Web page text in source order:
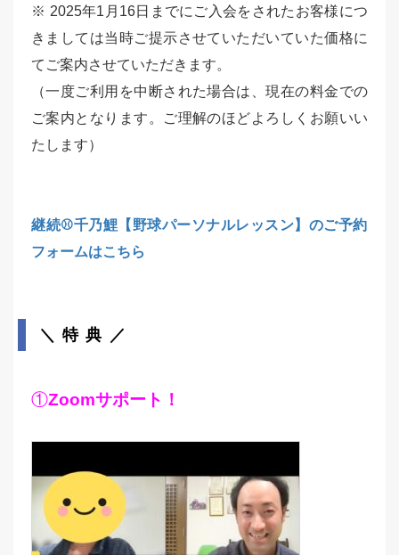
※ 2025年1月16日までにご入会をされたお客様につ
きましては当時ご提示させていただいていた価格に
てご案内させていただきます。
（一度ご利用を中断された場合は、現在の料金での
ご案内となります。ご理解のほどよろしくお願いい
たします）
継続⚾️千乃鯉【野球パーソナルレッスン】のご予約
フォームはこちら
＼ 特 典 ／
①Zoomサポート！